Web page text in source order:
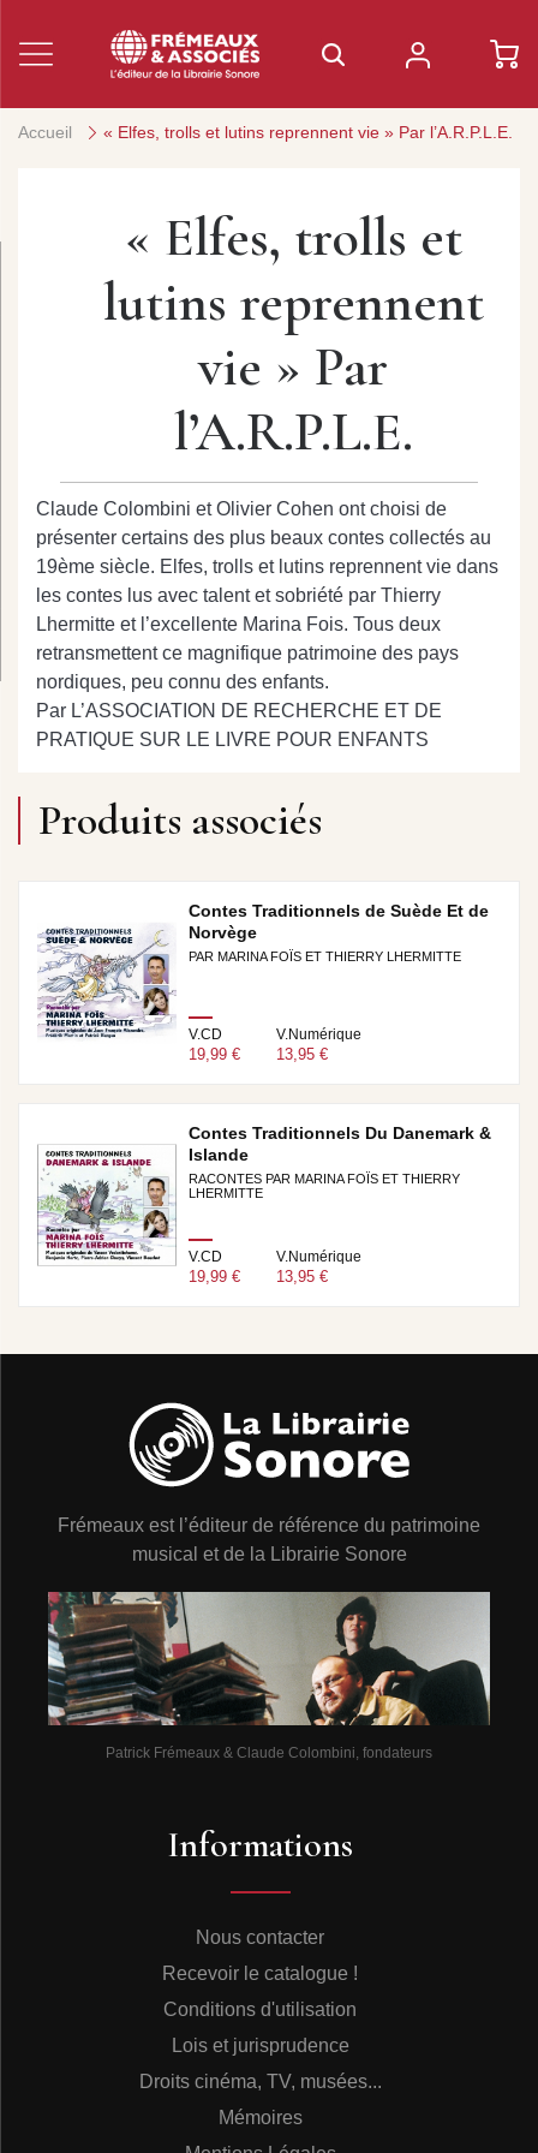
Accueil « Elfes, trolls et lutins reprennent vie » Par l’A.R.P.L.E.
« Elfes, trolls et
lutins reprennent
vie » Par
l’A.R.P.L.E.
Claude Colombini et Olivier Cohen ont choisi de
présenter certains des plus beaux contes collectés au
19ème siècle. Elfes, trolls et lutins reprennent vie dans
les contes lus avec talent et sobriété par Thierry
Lhermitte et l’excellente Marina Fois. Tous deux
retransmettent ce magnifique patrimoine des pays
nordiques, peu connu des enfants.
Par L’ASSOCIATION DE RECHERCHE ET DE
PRATIQUE SUR LE LIVRE POUR ENFANTS
Produits associés
Contes Traditionnels de Suède Et de
Norvège
PAR MARINA FOÏS ET THIERRY LHERMITTE
V.CD
19,99 €
V.Numérique
13,95 €
Contes Traditionnels Du Danemark &
Islande
RACONTES PAR MARINA FOÏS ET THIERRY
LHERMITTE
V.CD
19,99 €
V.Numérique
13,95 €
Frémeaux est l’éditeur de référence du patrimoine
musical et de la Librairie Sonore
Patrick Frémeaux & Claude Colombini, fondateurs
Informations
Nous contacter
Recevoir le catalogue !
Conditions d'utilisation
Lois et jurisprudence
Droits cinéma, TV, musées...
Mémoires